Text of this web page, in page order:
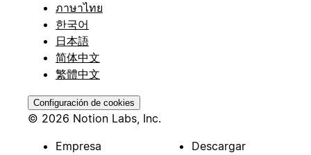
ภาษาไทย
한국어
日本語
简体中文
繁體中文
Configuración de cookies
© 2026 Notion Labs, Inc.
Empresa
Descargar